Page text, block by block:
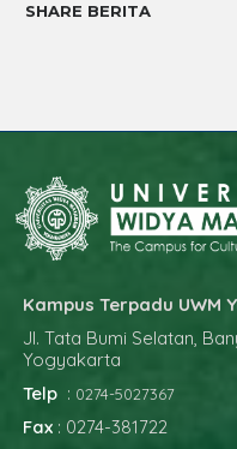
SHARE BERITA
Kampus Terpadu UWM
Jl. Tata Bumi Selatan,
Yogyakarta
Telp : 0274-5027367
Fax : 0274-381722